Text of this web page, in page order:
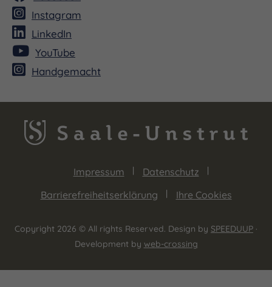
Instagram
LinkedIn
YouTube
Handgemacht
Impressum
Datenschutz
Barrierefreiheitserklärung
Ihre Cookies
Copyright 2026 © All rights Reserved. Design by SPEEDUUP ·
Development by web-crossing